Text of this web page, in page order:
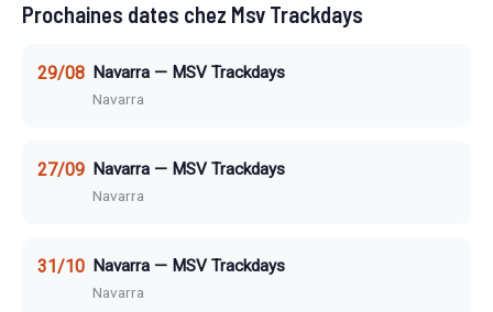
Prochaines dates chez Msv Trackdays
29/08 Navarra — MSV Trackdays
Navarra
27/09 Navarra — MSV Trackdays
Navarra
31/10 Navarra — MSV Trackdays
Navarra